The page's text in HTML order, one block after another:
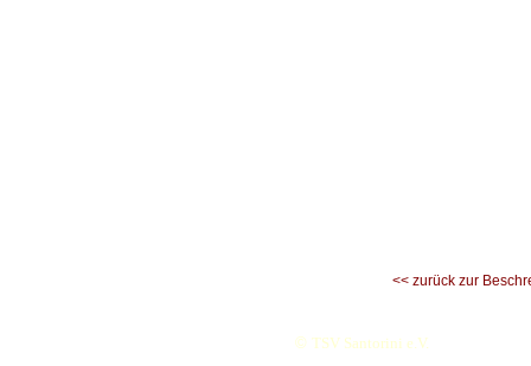
<< zurück zur
© TSV Santorini e.V.